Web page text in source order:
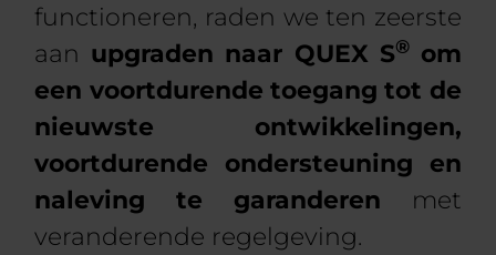
functioneren, raden we ten zeerste
aan upgraden naar QUEX S®om
een voortdurende toegang tot de
nieuwste ontwikkelingen,
voortdurende ondersteuning en
naleving te garanderen met
veranderende regelgeving.